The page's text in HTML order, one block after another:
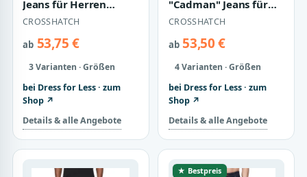
Jeans für Herren
(Graue Wäsche)
CROSSHATCH
ab53,75 €
3 Varianten · Größen
bei Dress for Less · zum
Shop ↗
Details & alle Angebote
"Cadman" Jeans für
Herren (Rohe Wäsche)
CROSSHATCH
ab53,50 €
4 Varianten · Größen
bei Dress for Less · zum
Shop ↗
Details & alle Angebote
★ Bestpreis